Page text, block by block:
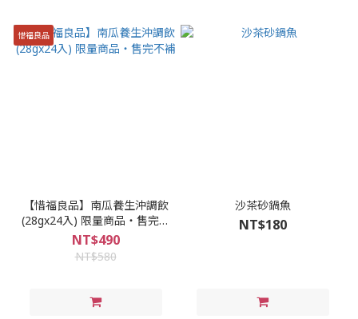
惜福良品
【惜福良品】南瓜養生沖調飲
(28gx24入) 限量商品‧售完不
補
NT$490
NT$580
沙茶砂鍋魚
NT$180